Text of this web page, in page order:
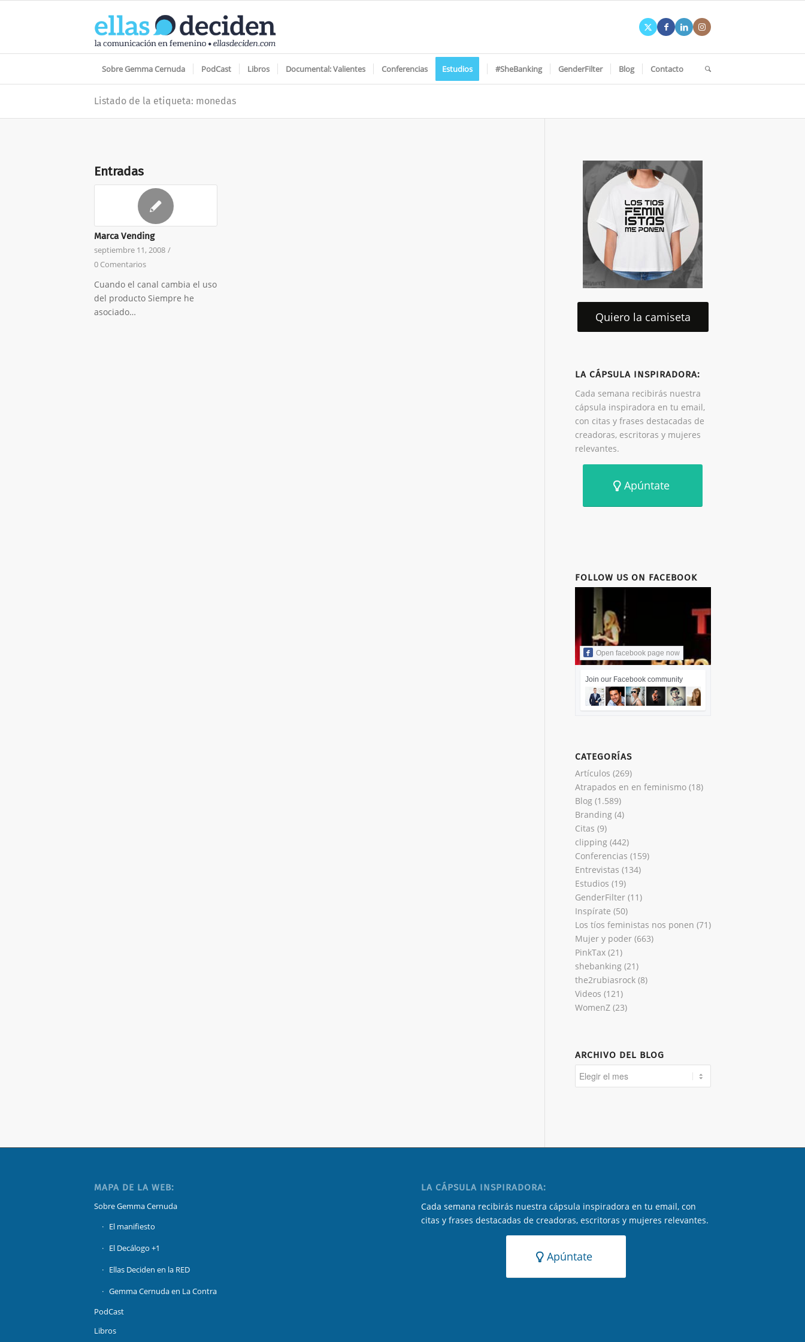
Sobre Gemma Cernuda PodCast Libros Documental: Valientes Conferencias Estudios #SheBanking GenderFilter Blog Contacto
Listado de la etiqueta: monedas
Entradas
Marca Vending
septiembre 11, 2008 /
0 Comentarios
Cuando el canal cambia el uso
del producto Siempre he
asociado…
Quiero la camiseta
LA CÁPSULA INSPIRADORA:
Cada semana recibirás nuestra
cápsula inspiradora en tu email,
con citas y frases destacadas de
creadoras, escritoras y mujeres
relevantes.
Apúntate
FOLLOW US ON FACEBOOK
Open facebook page now
Join our Facebook community
CATEGORÍAS
Artículos (269)
Atrapados en en feminismo(18)
Blog(1.589)
Branding(4)
Citas (9)
clipping(442)
Conferencias (159)
Entrevistas (134)
Estudios (19)
GenderFilter(11)
Inspírate (50)
Los tíos feministas nos ponen (71)
Mujer y poder(663)
PinkTax(21)
shebanking(21)
the2rubiasrock(8)
Videos (121)
WomenZ(23)
ARCHIVO DEL BLOG
MAPA DE LA WEB:
Sobre Gemma Cernuda
El manifiesto
El Decálogo +1
Ellas Deciden en la RED
Gemma Cernuda en La Contra
PodCast
Libros
LA CÁPSULA INSPIRADORA:
Cada semana recibirás nuestra cápsula inspiradora en tu email, con
citas y frases destacadas de creadoras, escritoras y mujeres relevantes.
Apúntate